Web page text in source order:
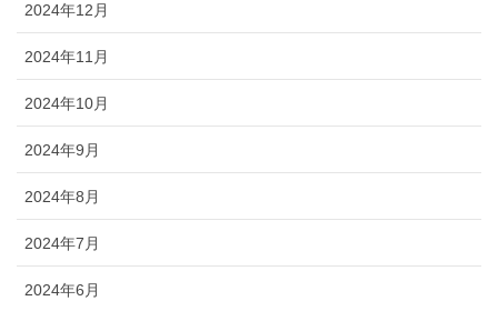
2024年12月
2024年11月
2024年10月
2024年9月
2024年8月
2024年7月
2024年6月